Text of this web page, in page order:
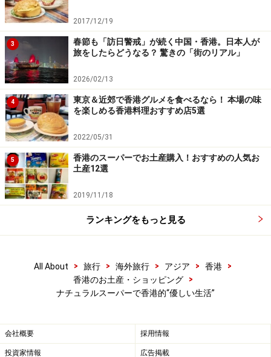
2017/12/19
3
春節も「訪日警戒」が続く中国・香港。日本人が
旅をしたらどうなる？ 驚きの「街のリアル」
2026/02/13
4
東京＆近郊で香港グルメを食べるなら！ 本場の味
を楽しめる香港料理おすすめ店5選
2022/05/31
5
香港のスーパーでお土産購入！おすすめの人気お
土産12選
2019/11/18
ランキングをもっと見る
All About > 旅行 > 海外旅行 > アジア > 香港
>
香港のお土産・ショッピング
>
ナチュラルスーパーで香港的“優しい生活”
会社概要 採用情報
投資家情報 広告掲載